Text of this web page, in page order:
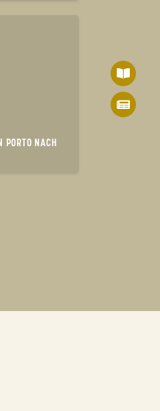
PORTO NACH